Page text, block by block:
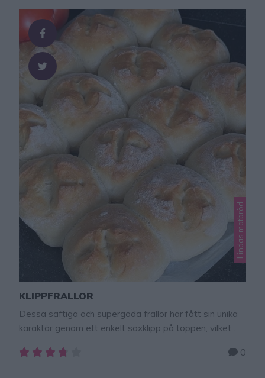
Lindas matbröd
KLIPPFRALLOR
Dessa saftiga och supergoda frallor har fått sin unika
karaktär genom ett enkelt saxklipp på toppen, vilket
bröd som är lika gott som det är vackert!
0